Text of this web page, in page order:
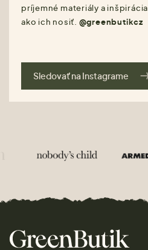
príjemné materiály a inšpirácia,
ako ich nosiť. @greenbutikcz
Sledovať na Instagrame